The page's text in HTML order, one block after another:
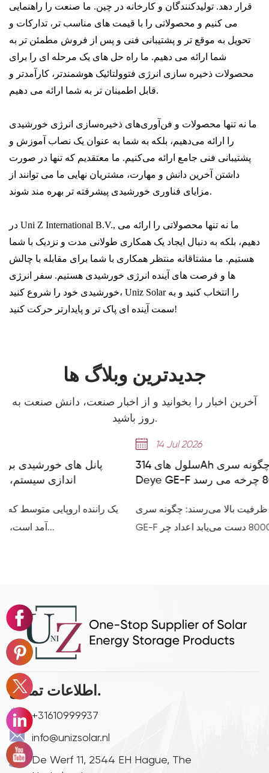
قرار دهد. تولیدکنندگان و کارخانه در چین. ما صنعت را راهنمایی
می کنیم و محصولاتی را با قیمت های مناسب تر، تدارکات و
تحویل به موقع تر و پشتیبانی فنی و پس از فروش مطمئن تر به
شما ارائه می دهیم. ما راه حل های یک مرحله ای را برای
محصولات ذخیره سازی انرژی فتوولتائیک هوشمندتر، کارآمدتر و
قابل اطمینان تر به شما ارائه می دهیم.
ما نه تنها محصولات و فن‌آوری‌های ذخیره‌سازی انرژی خورشیدی
را ارائه می‌دهیم، بلکه به شما به عنوان یک نصاب آموزش و
پشتیبانی فنی جامع ارائه می‌کنیم. ما معتقدیم که تنها در صورت
داشتن آخرین دانش و مهارت، مشتریان نهایی ما می توانند از
مزایای فناوری خورشیدی پیشرفته تر بهره مند شوند.
در Uni Z International B.V., ما نه تنها محصولاتی را ارائه می
دهیم، بلکه به دنبال ایجاد یک همکاری طولانی مدت و نزدیک با شما
هستیم. ما مشتاقانه منتظر همکاری با شما برای مقابله با چالش
ها و فرصت های آینده انرژی خورشیدی هستیم. سفر انرژی
خورشیدی خود را شروع کنید، Uniz Solar را انتخاب کنید و به
سمت آینده ای پاک تر و پایدارتر حرکت کنید!
جدیدترین وبلاگ ها
آخرین اخبار را بخوانید و از اخبار صنعت، دانش صنعت به
روز باشید.
سلول های 314Ah توضیح داده شده است: چگونه سری
Deye GE-F به بیش از 8000 چرخه می رسد
سلول‌های 314 آمپری با ظرفیت بالا می‌رسند: چگونه سری Deye
GE-F به عمر چرخه 8000 دست می‌یابد اعداد چر...
اطلاعات تماس.
+31610999937
info@unizsolar.nl
De Werf 11, 2544 EH Hague, The